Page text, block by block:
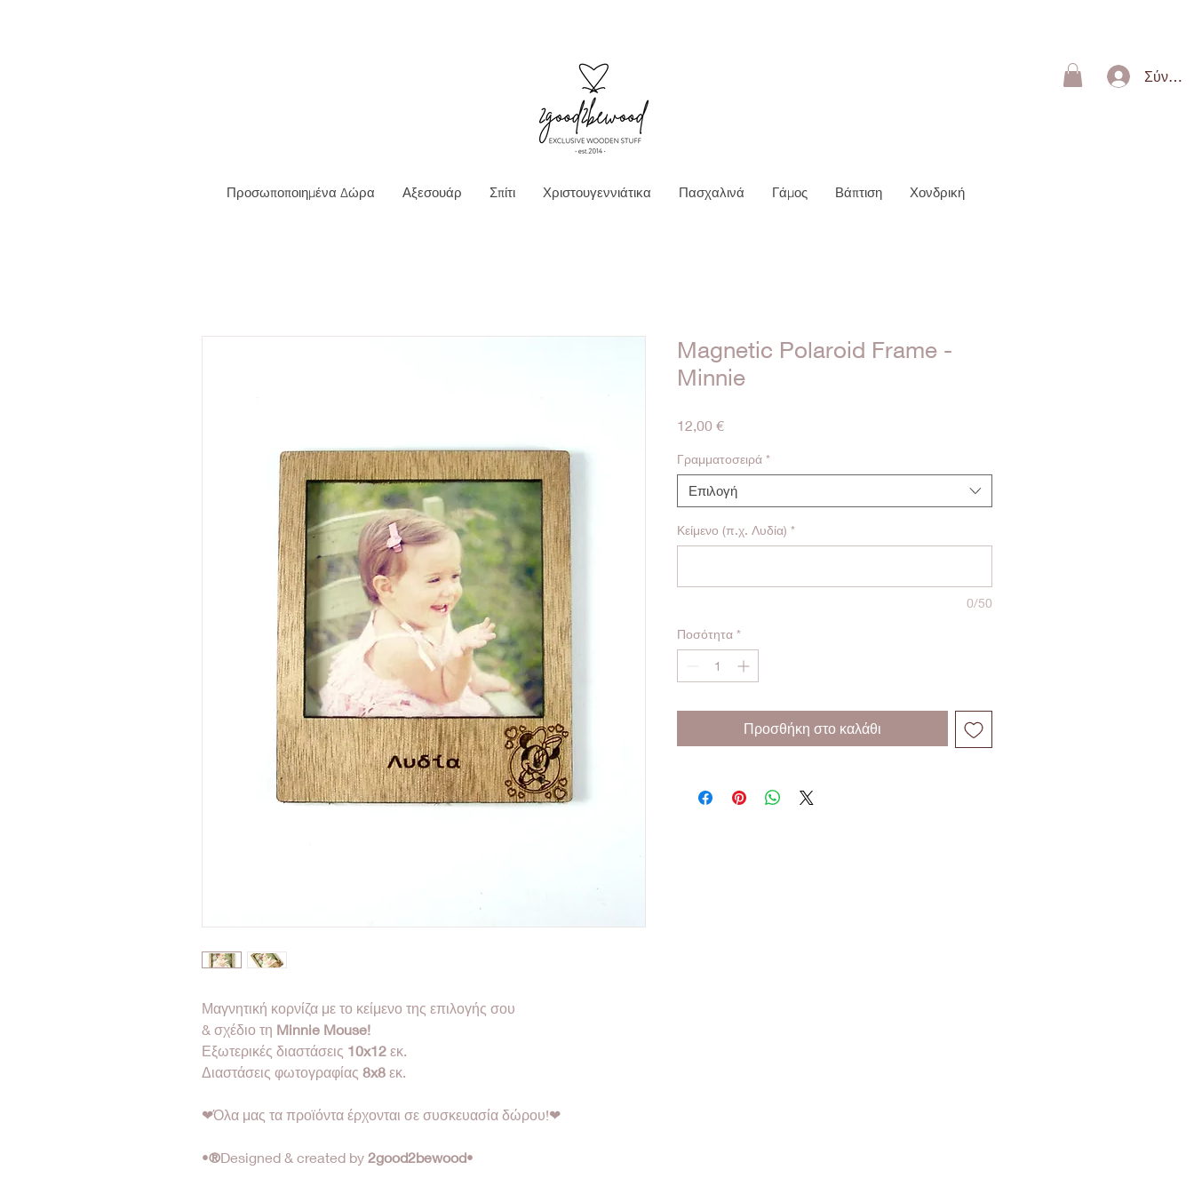
Προσωποποιημένα Δώρα Αξεσουάρ Σπίτι Χριστουγεννιάτικα Πασχαλινά Γάμος Βάπτιση Χονδρική
Μαγνητική κορνίζα με το κείμενο της επιλογής σου
& σχέδιο τη Minnie Mouse!
Εξωτερικές διαστάσεις 10x12 εκ.
Διαστάσεις φωτογραφίας 8x8 εκ.
❤Όλα μας τα προϊόντα έρχονται σε συσκευασία δώρου!❤
•Designed & created by
2good2bewood®
•
Magnetic Polaroid Frame -
Minnie
12,00 €Τιμή
Γραμματοσειρά *
Επιλογή
Κείμενο (π.χ. Λυδία) *
0/50
Ποσότητα *
Προσθήκη στο καλάθι